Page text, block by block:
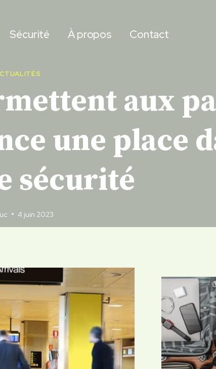
Sécurité À propos Contact
aux
une place
sécurité
4 juin 2023